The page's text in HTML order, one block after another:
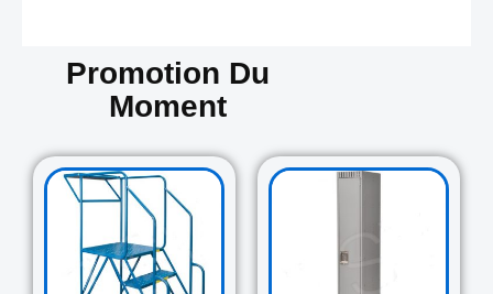
Promotion Du
Moment
Original
price
was:
729.00$.
Current
price
Original
price